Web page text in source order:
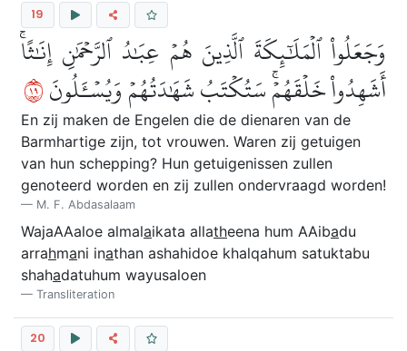
19
وَجَعَلُواْ ٱلۡمَلَٰٓئِكَةَ ٱلَّذِينَ هُمۡ عِبَٰدُ ٱلرَّحۡمَٰنِ إِنَٰثًاۚ
أَشَهِدُواْ خَلۡقَهُمۡۚ سَتُكۡتَبُ شَهَٰدَتُهُمۡ وَيُسۡـَٔلُونَ٩١
En zij maken de Engelen die de dienaren van de
Barmhartige zijn, tot vrouwen. Waren zij getuigen
van hun schepping? Hun getuigenissen zullen
genoteerd worden en zij zullen ondervraagd worden!
M. F. Abdasalaam
WajaAAaloe almalaikata allatheena hum AAibadu
arrahmani inathan ashahidoe khalqahum satuktabu
shahadatuhum wayusaloen
Transliteration
20